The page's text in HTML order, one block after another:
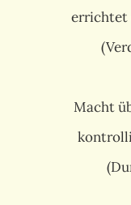
errichtet
Macht